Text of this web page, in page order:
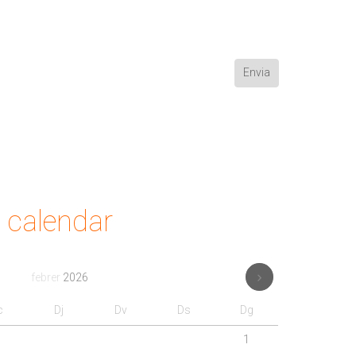
calendar
febrer 2026
Dj Dv Ds Dg
1